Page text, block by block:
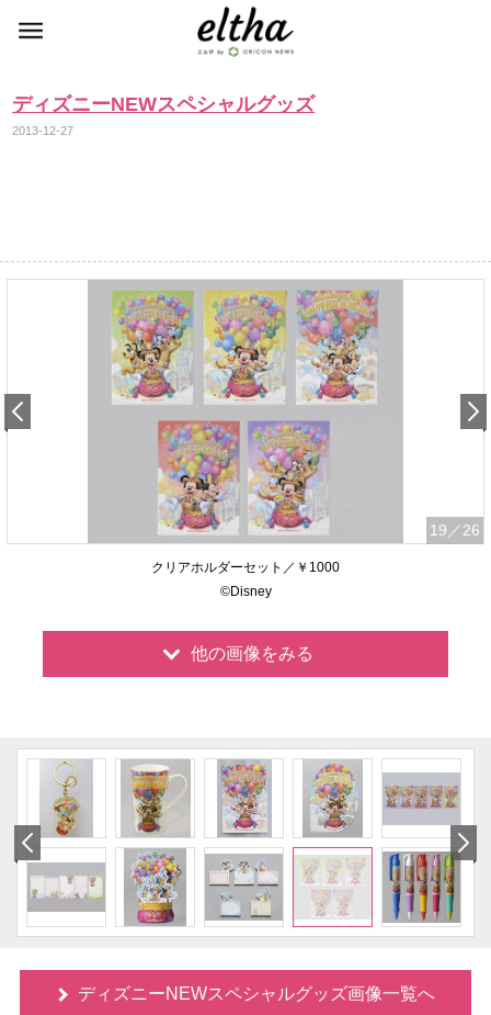
ディズニーNEWスペシャルグッズ
2013-12-27
19 ／26
クリアホルダーセット／￥1000
©Disney
他の画像をみる
ディズニーNEWスペシャルグッズ画像一覧へ